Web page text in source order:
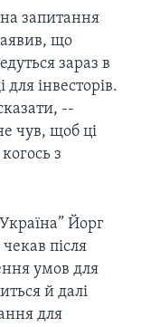
запитання
що
зараз в
інвесторів.
--
чув, щоб ці
з
Йорг
після
умов для
й далі
для